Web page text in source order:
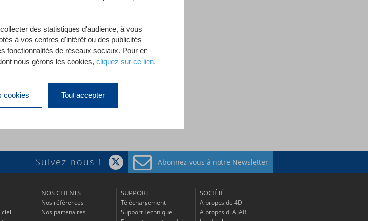
Abonnez-vous à notre Newsletter
Suivez-nous !
NOS CLIENTS
Nos références
Nos partenaires
SUPPORT
Téléchargement
Support Technique
SOCIÉTÉ
A propos de 4D
A propos d' AJAR
des statistiques d'audience, à vous
à vos centres d'intérêt ou des publicités
fonctionnalités de réseaux sociaux. Pour en
nous gérons les cookies, cliquez sur ce lien.
cookies Tout accepter